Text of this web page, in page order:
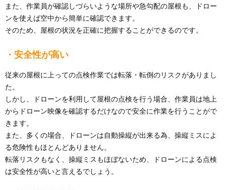
また、作業員が確認しづらいような場所や急勾配の屋根も、ドロー
ンを使えば空中から簡単に確認できます。
そのため、屋根の状況を正確に把握することができるのです。
・安全性が高い
従来の屋根に上っての点検作業では転落・転倒のリスクがありまし
た。
しかし、ドローンを利用して屋根の点検を行う場合、作業員は地上
からドローン映像を確認するだけなので安全に作業を行うことがで
きます。
また、多くの場合、ドローンは自動操縦が出来る為、操縦ミスによ
る危険性もほとんどありません。
転落リスクもなく、操縦ミスもほぼないため、ドローンによる点検
は安全性が高いと言えるでしょう。